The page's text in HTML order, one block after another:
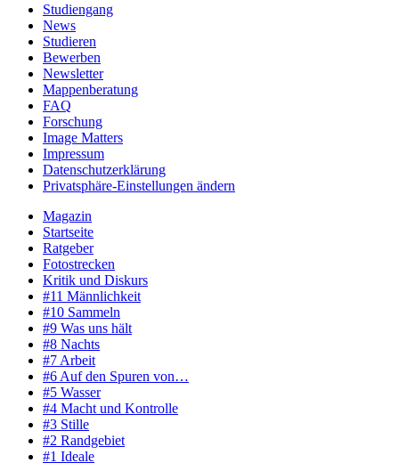
Studiengang
News
Studieren
Bewerben
Newsletter
Mappenberatung
FAQ
Forschung
Image Matters
Impressum
Datenschutzerklärung
Privatsphäre-Einstellungen ändern
Magazin
Startseite
Ratgeber
Fotostrecken
Kritik und Diskurs
#11 Männlichkeit
#10 Sammeln
#9 Was uns hält
#8 Nachts
#7 Arbeit
#6 Auf den Spuren von…
#5 Wasser
#4 Macht und Kontrolle
#3 Stille
#2 Randgebiet
#1 Ideale